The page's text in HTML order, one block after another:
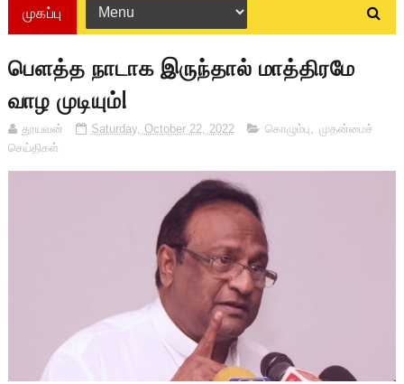
முகப்பு
பௌத்த நாடாக இருந்தால் மாத்திரமே
வாழ முடியும்!
தூயவன் Saturday, October 22, 2022 கொழும்பு, முதன்மைச்
செய்திகள்